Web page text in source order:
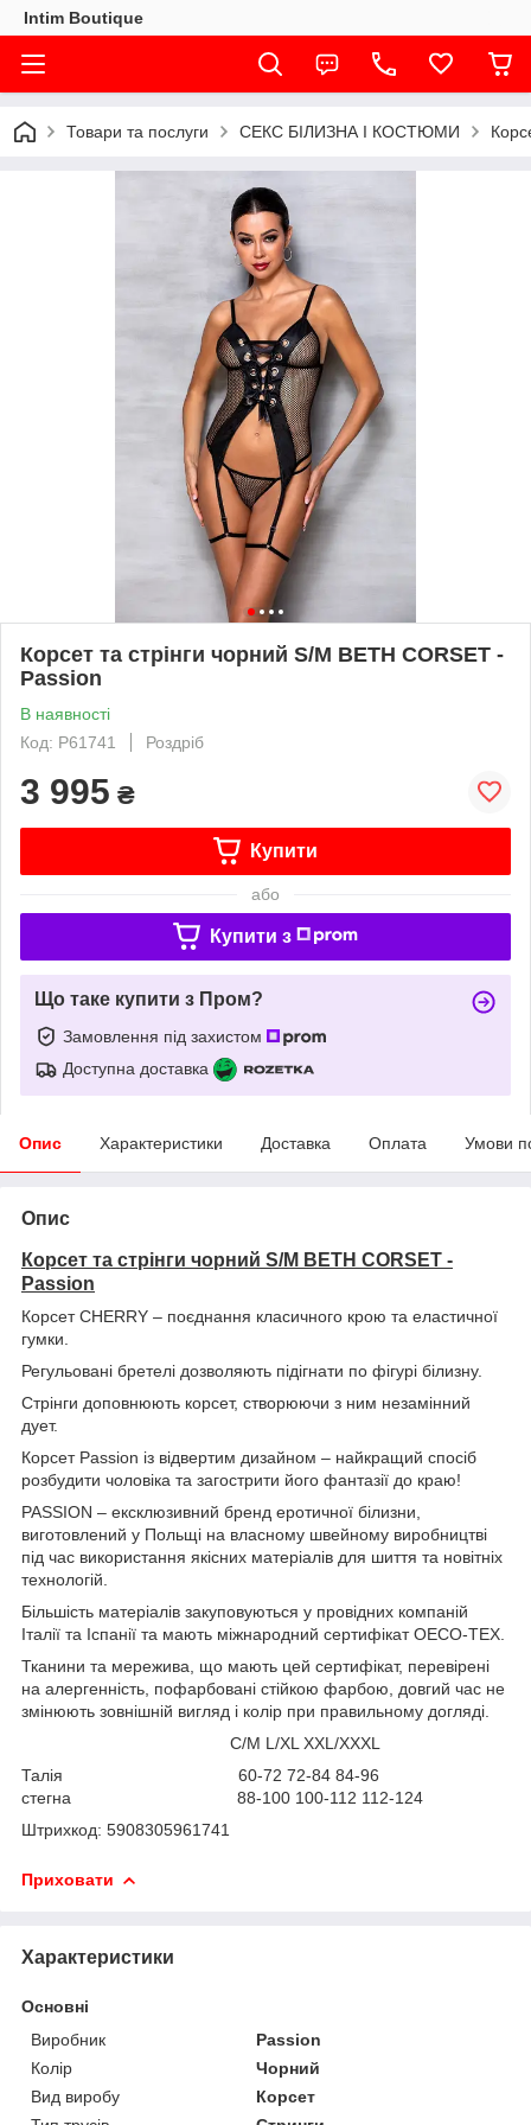
Intim Boutique
Товари та послуги СЕКС БІЛИЗНА І КОСТЮМИ
Корсет та стрінги чорний S/M BETH CORSET -
Passion
В наявності
Код: P61741
Роздріб
3 995 ₴
Купити
або
Купити з
Що таке купити з Пром?
Замовлення під захистом
Доступна доставка
Опис Характеристики Доставка Оплата Умови
Опис
Корсет та стрінги чорний S/M BETH CORSET -
Passion
Корсет CHERRY – поєднання класичного крою та еластичної
гумки.
Регульовані бретелі дозволяють підігнати по фігурі білизну.
Стрінги доповнюють корсет, створюючи з ним незамінний
дует.
Корсет Passion із відвертим дизайном – найкращий спосіб
розбудити чоловіка та загострити його фантазії до краю!
PASSION – ексклюзивний бренд еротичної білизни,
виготовлений у Польщі на власному швейному виробництві
під час використання якісних матеріалів для шиття та новітніх
технологій.
Більшість матеріалів закуповуються у провідних компаній
Італії та Іспанії та мають міжнародний сертифікат OECO-TEX.
Тканини та мережива, що мають цей сертифікат, перевірені
на алергенність, пофарбовані стійкою фарбою, довгий час не
змінюють зовнішній вигляд і колір при правильному догляді.
С/М L/XL XXL/XXXL
Талія 60-72 72-84 84-96
стегна 88-100 100-112 112-124
Штрихкод: 5908305961741
Приховати
Характеристики
Основні
Виробник
Passion
Колір
Чорний
Вид виробу
Корсет